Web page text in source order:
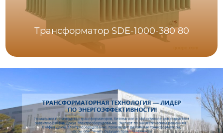
Трансформатор SDE-1000-380 80